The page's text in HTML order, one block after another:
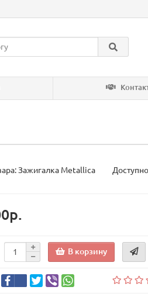
Зажигалка Metallica
В корзину